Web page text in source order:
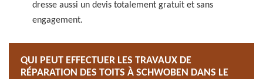
dresse aussi un devis totalement gratuit et sans
engagement.
QUI PEUT EFFECTUER LES TRAVAUX DE
RÉPARATION DES TOITS À SCHWOBEN DANS LE